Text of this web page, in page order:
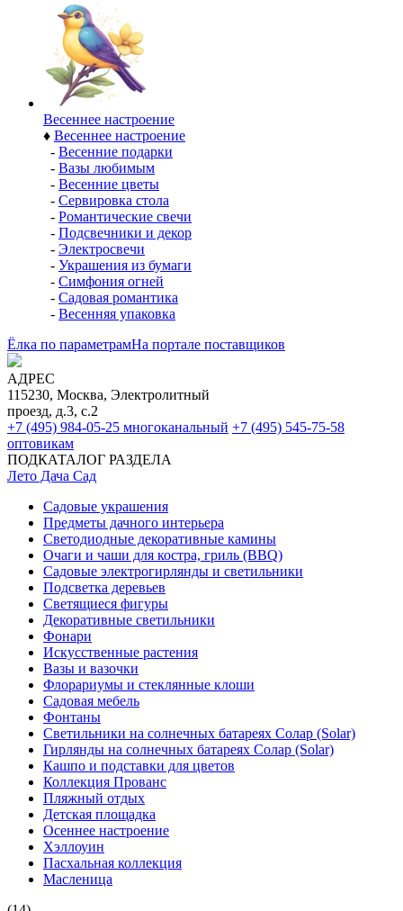
Весеннее настроение
♦ Весеннее настроение
- Весенние подарки
- Вазы любимым
- Весенние цветы
- Сервировка стола
- Романтические свечи
- Подсвечники и декор
- Электросвечи
- Украшения из бумаги
- Симфония огней
- Садовая романтика
- Весенняя упаковка
Ёлка по параметрамНа портале поставщиков
АДРЕС
115230, Москва, Электролитный
проезд, д.3, с.2
+7 (495) 984-05-25 многоканальный +7 (495) 545-75-58
оптовикам
ПОДКАТАЛОГ РАЗДЕЛА
Лето Дача Сад
Садовые украшения
Предметы дачного интерьера
Светодиодные декоративные камины
Очаги и чаши для костра, гриль (BBQ)
Садовые электрогирлянды и светильники
Подсветка деревьев
Светящиеся фигуры
Декоративные светильники
Фонари
Искусственные растения
Вазы и вазочки
Флорариумы и стеклянные клоши
Садовая мебель
Фонтаны
Светильники на солнечных батареях Солар (Solar)
Гирлянды на солнечных батареях Солар (Solar)
Кашпо и подставки для цветов
Коллекция Прованс
Пляжный отдых
Детская площадка
Осеннее настроение
Хэллоуин
Пасхальная коллекция
Масленица